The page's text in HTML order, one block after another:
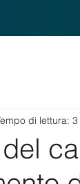
di lettura: 3